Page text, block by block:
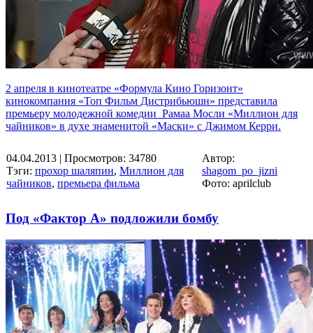
2 апреля в кинотеатре «Формула Кино Горизонт»
кинокомпания «Топ Фильм Дистрибьюшн» представила
премьеру молодежной комедии Рамаа Мосли «Миллион для
чайников» в духе знаменитой «Маски» с Джимом Керри.
04.04.2013 | Просмотров: 34780
Тэги: прохор шаляпин, Миллион для
чайников, премьера фильма
Автор:
shagom_po_jizni
Фото: aprilclub
Под «Фактор А» подложили бомбу